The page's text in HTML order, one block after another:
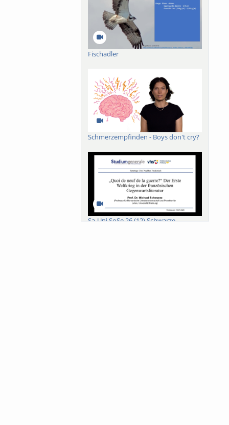
Fischadler
Schmerzempfinden - Boys don't cry?
Sa-Uni SoSe 26 (12) Schwarze